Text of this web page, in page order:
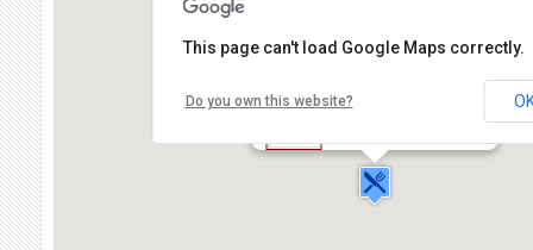
Ristorante Etnico Guarana'
70100 BARI
This page can't load Google Maps correctly.
Do you own this website?